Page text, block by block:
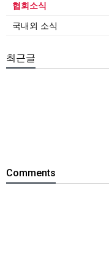
협회소식
국내외 소식
최근글
Comments